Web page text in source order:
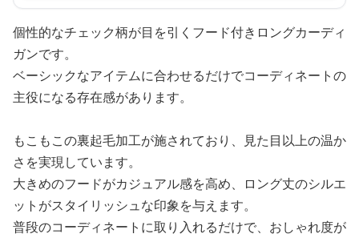
個性的なチェック柄が目を引くフード付きロングカーディ
ガンです。
ベーシックなアイテムに合わせるだけでコーディネートの
主役になる存在感があります。
もこもこの裏起毛加工が施されており、見た目以上の温か
さを実現しています。
大きめのフードがカジュアル感を高め、ロング丈のシルエ
ットがスタイリッシュな印象を与えます。
普段のコーディネートに取り入れるだけで、おしゃれ度が